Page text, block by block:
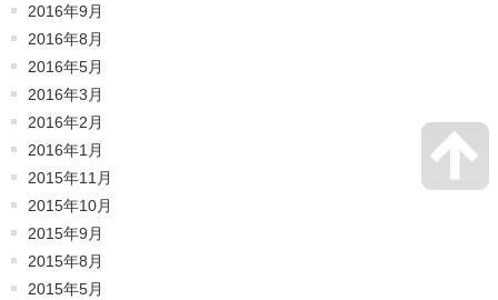
2016年9月
2016年8月
2016年5月
2016年3月
2016年2月
2016年1月
2015年11月
2015年10月
2015年9月
2015年8月
2015年5月